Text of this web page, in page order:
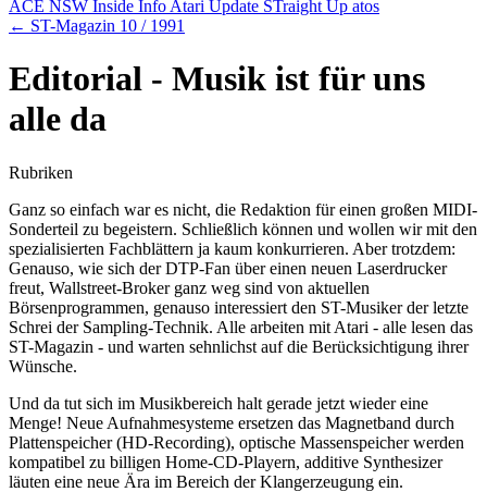
ACE NSW Inside Info Atari Update STraight Up atos
← ST-Magazin 10 / 1991
Editorial - Musik ist für uns
alle da
Rubriken
Ganz so einfach war es nicht, die Redaktion für einen großen MIDI-
Sonderteil zu begeistern. Schließlich können und wollen wir mit den
spezialisierten Fachblättern ja kaum konkurrieren. Aber trotzdem:
Genauso, wie sich der DTP-Fan über einen neuen Laserdrucker
freut, Wallstreet-Broker ganz weg sind von aktuellen
Börsenprogrammen, genauso interessiert den ST-Musiker der letzte
Schrei der Sampling-Technik. Alle arbeiten mit Atari - alle lesen das
ST-Magazin - und warten sehnlichst auf die Berücksichtigung ihrer
Wünsche.
Und da tut sich im Musikbereich halt gerade jetzt wieder eine
Menge! Neue Aufnahmesysteme ersetzen das Magnetband durch
Plattenspeicher (HD-Recording), optische Massenspeicher werden
kompatibel zu billigen Home-CD-Playern, additive Synthesizer
läuten eine neue Ära im Bereich der Klangerzeugung ein.